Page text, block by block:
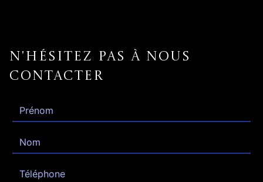
N'hésitez pas à nous
contacter